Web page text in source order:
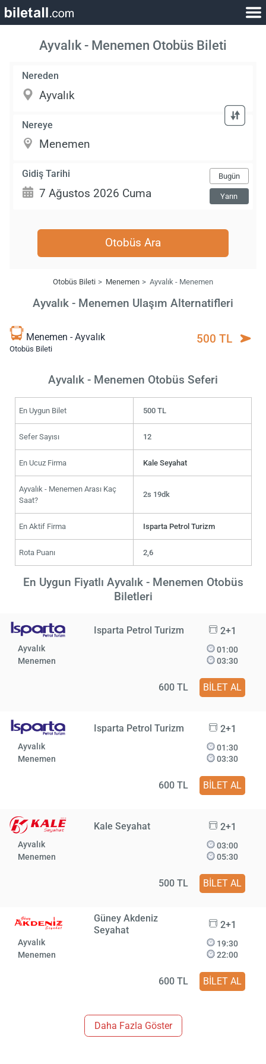
Ayvalık - Menemen Otobüs Bileti
Nereden
Nereye
Gidiş Tarihi Bugün
Yarın
Otobüs Ara
Otobüs Bileti Menemen Ayvalık - Menemen
Ayvalık - Menemen Ulaşım Alternatifleri
Menemen - Ayvalık
Otobüs Bileti
500 TL
Ayvalık - Menemen Otobüs Seferi
En Uygun Bilet 500 TL
Sefer Sayısı 12
En Ucuz Firma Kale Seyahat
Ayvalık - Menemen Arası Kaç
Saat?
2s 19dk
En Aktif Firma Isparta Petrol Turizm
Rota Puanı 2,6
En Uygun Fiyatlı Ayvalık - Menemen Otobüs
Biletleri
Isparta Petrol Turizm 2+1
Ayvalık
Menemen
01:00
03:30
600 TL BİLET AL
Isparta Petrol Turizm 2+1
Ayvalık
Menemen
01:30
03:30
600 TL BİLET AL
Kale Seyahat 2+1
Ayvalık
Menemen
03:00
05:30
500 TL BİLET AL
Güney Akdeniz
Seyahat
2+1
Ayvalık
Menemen
19:30
22:00
600 TL BİLET AL
Daha Fazla Göster